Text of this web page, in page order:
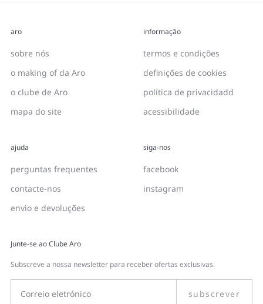
aro
sobre nós
o making of da Aro
o clube de Aro
mapa do site
informação
termos e condições
definições de cookies
política de privacidadd
acessibilidade
ajuda
perguntas frequentes
contacte-nos
envio e devoluções
siga-nos
facebook
instagram
Junte-se ao Clube Aro
Subscreve a nossa newsletter para receber ofertas exclusivas.
subscrever